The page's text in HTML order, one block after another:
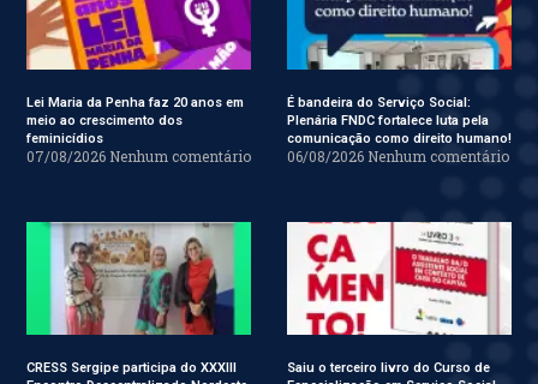
Lei Maria da Penha faz 20 anos em
meio ao crescimento dos
feminicídios
07/08/2026 Nenhum comentário
É bandeira do Serviço Social:
Plenária FNDC fortalece luta pela
comunicação como direito humano!
06/08/2026 Nenhum comentário
CRESS Sergipe participa do XXXIII
Saiu o terceiro livro do Curso de